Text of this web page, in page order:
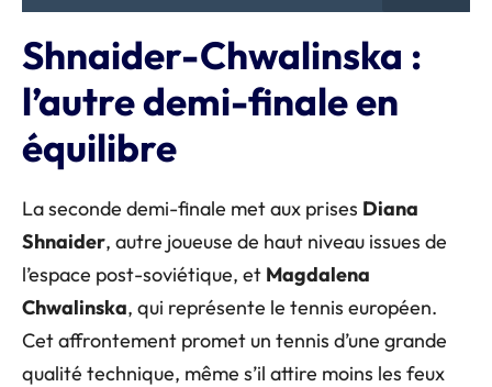
Shnaider-Chwalinska :
l’autre demi-finale en
équilibre
La seconde demi-finale met aux prises Diana
Shnaider, autre joueuse de haut niveau issues de
l’espace post-soviétique, et Magdalena
Chwalinska, qui représente le tennis européen.
Cet affrontement promet un tennis d’une grande
qualité technique, même s’il attire moins les feux